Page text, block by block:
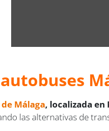
Málaga, localizada en
las alternativas de